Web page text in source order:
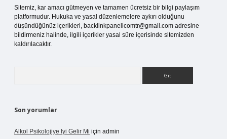
Sitemiz, kar amacı gütmeyen ve tamamen ücretsiz bir bilgi paylaşım
platformudur. Hukuka ve yasal düzenlemelere aykırı olduğunu
düşündüğünüz içerikleri, backlinkpanelicomtr@gmail.com adresine
bildirmeniz halinde, ilgili içerikler yasal süre içerisinde sitemizden
kaldırılacaktır.
Son yorumlar
Alkol Psikolojiye Iyi Gelir Mi için admin